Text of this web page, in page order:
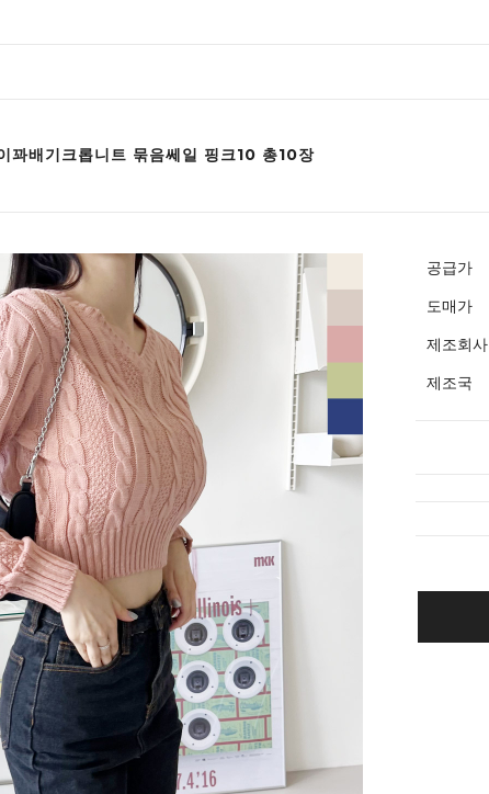
배기크롭니트 묶음쎄일 핑크10 총10장
공급가
도매가
제조회사
제조국